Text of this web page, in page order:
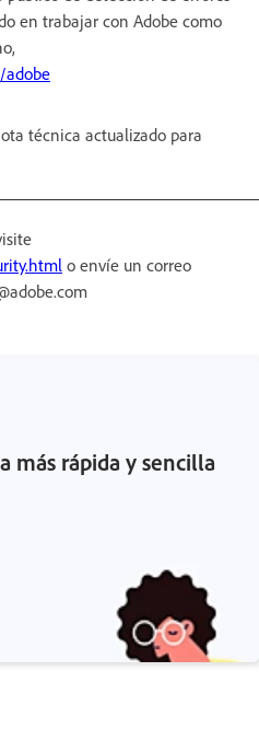
en trabajar con Adobe como
adobe
técnica actualizado para
o envíe un correo
más rápida y sencilla